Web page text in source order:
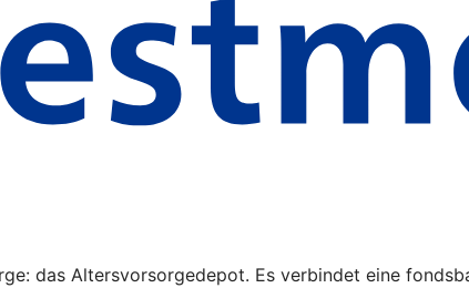
das Altersvorsorgedepot. Es verbindet eine